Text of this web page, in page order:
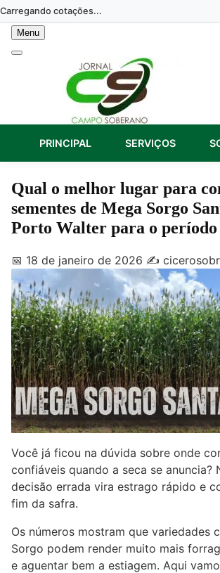
Skip
to
content
Carregando cotações...
Menu
PRINCIPAL SERVIÇOS
Qual o melhor lugar para
sementes de Mega Sorgo
Porto Walter para o período
📅 18 de janeiro de 2026 ✍️
Você já ficou na dúvida sobre onde
confiáveis quando a seca se anuncia?
decisão errada vira estrago rápido e
fim da safra.
Os números mostram que variedades
Sorgo podem render muito mais
e aguentar bem a estiagem. Aqui